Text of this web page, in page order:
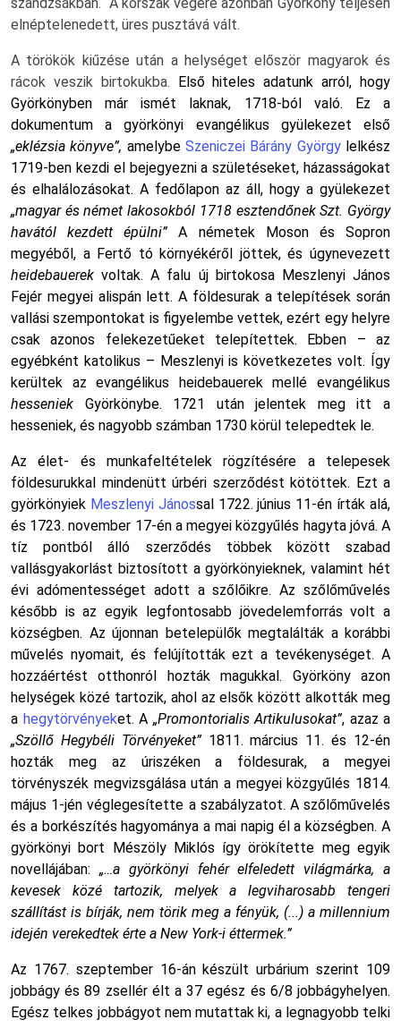
elnéptelenedett, üres pusztává vált.
A törökök kiűzése után a helységet először magyarok és
rácok veszik birtokukba. Első hiteles adatunk arról, hogy
Györkönyben már ismét laknak, 1718-ból való. Ez a
dokumentum a györkönyi evangélikus gyülekezet első
„eklézsia könyve”, amelybeSzeniczei Bárány Györgylelkész
1719-ben kezdi el bejegyezni a születéseket, házasságokat
és elhalálozásokat. A fedőlapon az áll, hogy a gyülekezet
„magyar és német lakosokból 1718 esztendőnek Szt. György
havától kezdett épülni”A németek Moson és Sopron
megyéből, a Fertő tó környékéről jöttek, és úgynevezett
heidebauerekvoltak. A falu új birtokosa Meszlenyi János
Fejér megyei alispán lett. A földesurak a telepítések során
vallási szempontokat is figyelembe vettek, ezért egy helyre
csak azonos felekezetűeket telepítettek. Ebben – az
egyébként katolikus – Meszlenyi is következetes volt. Így
kerültek az evangélikus heidebauerek mellé evangélikus
hesseniek Györkönybe. 1721 után jelentek meg itt a
hesseniek, és nagyobb számban 1730 körül telepedtek le.
Az élet- és munkafeltételek rögzítésére a telepesek
földesurukkal mindenütt úrbéri szerződést kötöttek. Ezt a
györkönyiek Meszlenyi Jánossal 1722. június 11-én írták alá,
és 1723. november 17-én a megyei közgyűlés hagyta jóvá. A
tíz pontból álló szerződés többek között szabad
vallásgyakorlást biztosított a györkönyieknek, valamint hét
évi adómentességet adott a szőlőikre. Az szőlőművelés
később is az egyik legfontosabb jövedelemforrás volt a
községben. Az újonnan betelepülők megtalálták a korábbi
művelés nyomait, és felújították ezt a tevékenységet. A
hozzáértést otthonról hozták magukkal. Györköny azon
helységek közé tartozik, ahol az elsők között alkották meg
a hegytörvényeket. A „Promontorialis Artikulusokat”, azaz a
„Szöllő Hegybéli Törvényeket” 1811. március 11. és 12-én
hozták meg az úriszéken a földesurak, a megyei
törvényszék megvizsgálása után a megyei közgyűlés 1814.
május 1-jén véglegesítette a szabályzatot. A szőlőművelés
és a borkészítés hagyománya a mai napig él a községben. A
györkönyi bort Mészöly Miklós így örökítette meg egyik
novellájában: „…a györkönyi fehér elfeledett világmárka, a
kevesek közé tartozik, melyek a legviharosabb tengeri
szállítást is bírják, nem törik meg a fényük, (...) a millennium
idején verekedtek érte a New York-i éttermek.”
Az 1767. szeptember 16-án készült urbárium szerint 109
jobbágy és 89 zsellér élt a 37 egész és 6/8 jobbágyhelyen.
Egész telkes jobbágyot nem mutattak ki, a legnagyobb telki